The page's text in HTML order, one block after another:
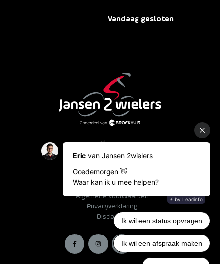
Vandaag gesloten
Showroom
Occasions
Bestelinformatie
Algemene voorwaarden
Privacyverklaring
Disclaimer